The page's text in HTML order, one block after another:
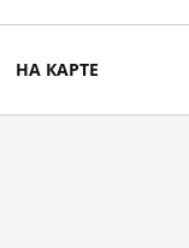
НА КАРТЕ